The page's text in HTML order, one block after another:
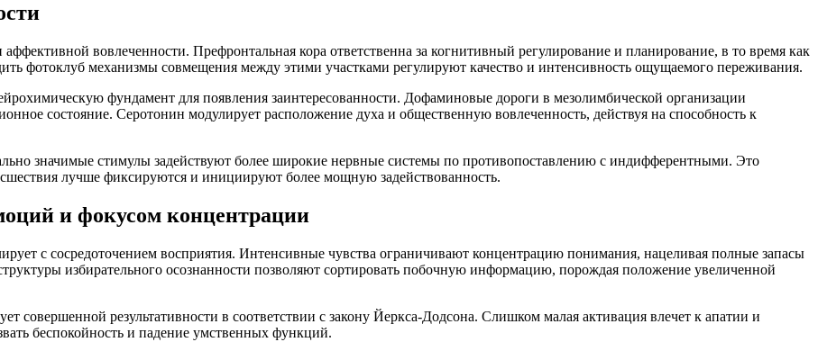
вовлеченности. Префронтальная кора ответственна за когнитивный регулирование и планирование, в то время как
фотоклуб механизмы совмещения между этими участками регулируют качество и интенсивность ощущаемого переживания.
фундамент для появления заинтересованности. Дофаминовые дороги в мезолимбической организации
состояние. Серотонин модулирует расположение духа и общественную вовлеченность, действуя на способность к
значимые стимулы задействуют более широкие нервные системы по противопоставлению с индифферентными. Это
лучше фиксируются и инициируют более мощную задействованность.
и фокусом концентрации
с сосредоточением восприятия. Интенсивные чувства ограничивают концентрацию понимания, нацеливая полные запасы
избирательного осознанности позволяют сортировать побочную информацию, порождая положение увеличенной
совершенной результативности в соответствии с закону Йеркса-Додсона. Слишком малая активация влечет к апатии и
беспокойность и падение умственных функций.